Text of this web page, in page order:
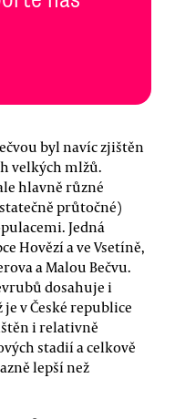
byl navíc zjištěn
velkých mlžů.
hlavně různé
průtočné)
Jedná
Hovězí a ve Vsetíně,
a Malou Bečvu.
dosahuje i
v České republice
i relativně
stadií a celkově
lepší než